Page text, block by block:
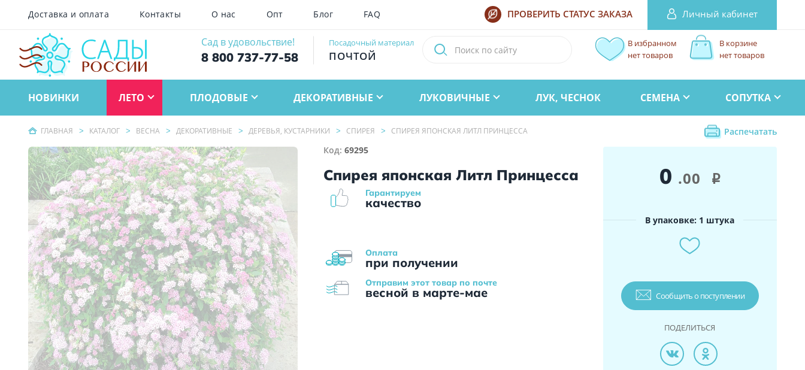
Доставка и оплата Контакты О нас Опт Блог FAQ ПРОВЕРИТЬ СТАТУС ЗАКАЗА Личный кабинет
Сад в удовольствие!
8 800 737-77-58
Посадочный материал
ПОЧТОЙ
В корзине
нет товаров
В избранном
нет товаров
НОВИНКИ ЛЕТО ПЛОДОВЫЕ ДЕКОРАТИВНЫЕ ЛУКОВИЧНЫЕ ЛУК, ЧЕСНОК СЕМЕНА СОПУТКА
ГЛАВНАЯ КАТАЛОГ ВЕСНА ДЕКОРАТИВНЫЕ ДЕРЕВЬЯ, КУСТАРНИКИ СПИРЕЯ СПИРЕЯ ЯПОНСКАЯ ЛИТЛ ПРИНЦЕССА
Распечатать
Код:69295
Спирея японская Литл Принцесса
Оплата
при получении
Гарантируем
качество
Отправим этот товар по почте
весной в марте-мае
0 .00 i
В упаковке: 1 штука
Сообщить о поступлении
ПОДЕЛИТЬСЯ